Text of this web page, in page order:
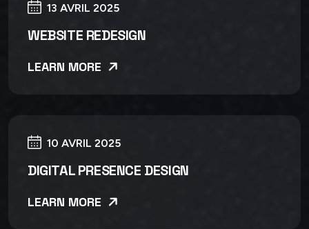
13 AVRIL 2025
WEBSITE REDESIGN
LEARN MORE
10 AVRIL 2025
DIGITAL PRESENCE DESIGN
LEARN MORE